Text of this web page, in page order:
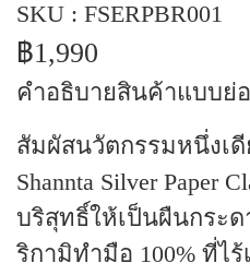
SKU : FSERPBR001
฿1,990
คำอธิบายสินค้าแบบย่อ
สัมผัสนวัตกรรมหนึ่งเ
Shannta Silver Paper
บริสุทธิ์ให้เป็นผืนกระ
ริกามิทำมือ 100% ที่ไ